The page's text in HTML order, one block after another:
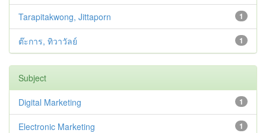
1
Tarapitakwong, Jittaporn
1
ต๊ะการ, ทิวาวัลย์
Subject
1
Digital Marketing
1
Electronic Marketing